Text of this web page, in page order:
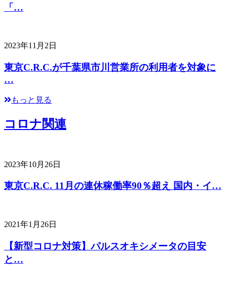
「…
2023年11月2日
東京C.R.C.が千葉県市川営業所の利用者を対象に
…
もっと見る
コロナ関連
2023年10月26日
東京C.R.C. 11月の連休稼働率90％超え 国内・イ…
2021年1月26日
【新型コロナ対策】パルスオキシメータの目安
と…